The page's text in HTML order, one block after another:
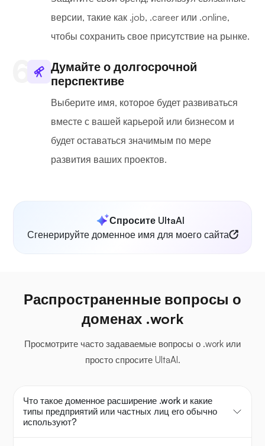
версии, такие как .job, .career или .online,
чтобы сохранить свое присутствие на рынке.
Думайте о долгосрочной
перспективе
Выберите имя, которое будет развиваться
вместе с вашей карьерой или бизнесом и
будет оставаться значимым по мере
развития ваших проектов.
Спросите UltaAI
Сгенерируйте доменное имя для моего сайта
Распространенные вопросы о
доменах .work
Просмотрите часто задаваемые вопросы о .work или
просто спросите UltaAI.
Что такое доменное расширение .work и какие
типы предприятий или частных лиц его обычно
используют?